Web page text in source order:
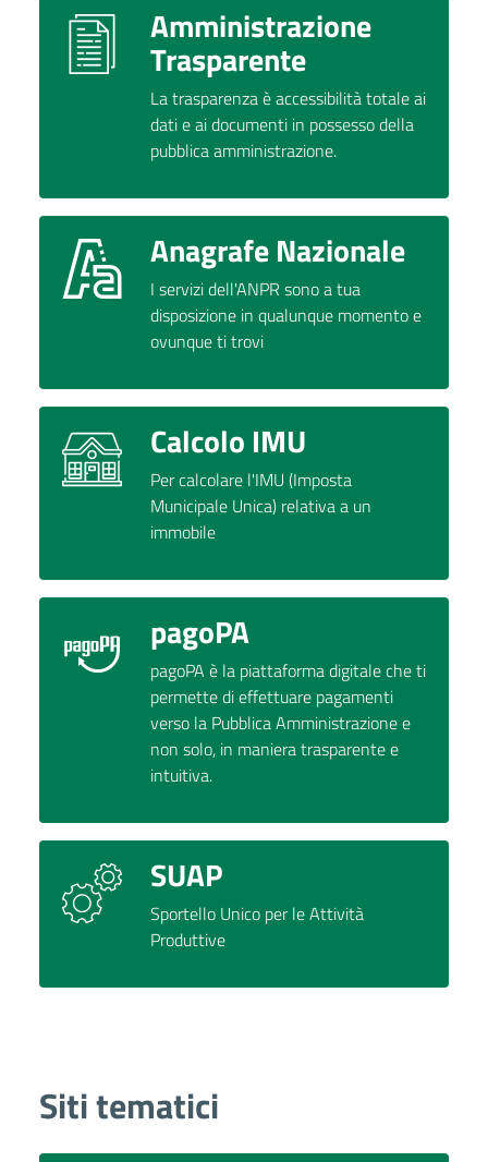
Amministrazione
Trasparente
La trasparenza è accessibilità totale ai
dati e ai documenti in possesso della
pubblica amministrazione.
Anagrafe Nazionale
I servizi dell'ANPR sono a tua
disposizione in qualunque momento e
ovunque ti trovi
Calcolo IMU
Per calcolare l'IMU (Imposta
Municipale Unica) relativa a un
immobile
pagoPA
pagoPA è la piattaforma digitale che ti
permette di effettuare pagamenti
verso la Pubblica Amministrazione e
non solo, in maniera trasparente e
intuitiva.
SUAP
Sportello Unico per le Attività
Produttive
Siti tematici